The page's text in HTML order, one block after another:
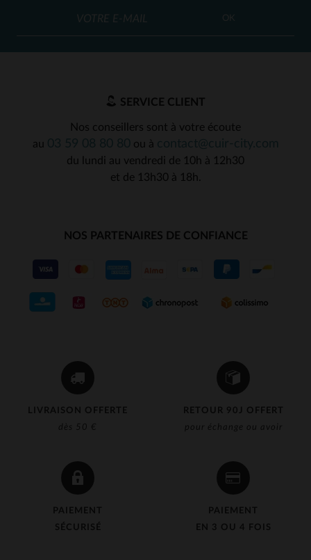
LIVRAISON OFFERTE
dès 50 €
RETOUR 90J OFFERT
pour échange ou avoir
PAIEMENT
SÉCURISÉ
PAIEMENT
EN 3 OU 4 FOIS
OK
SERVICE CLIENT
Nos conseillers sont à votre écoute
au
ou à
du lundi au vendredi de 10h à 12h30
et de 13h30 à 18h.
NOS PARTENAIRES DE CONFIANCE